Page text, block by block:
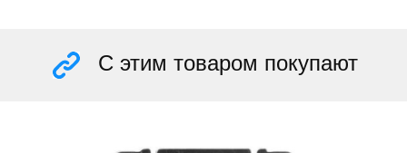
С этим товаром покупают